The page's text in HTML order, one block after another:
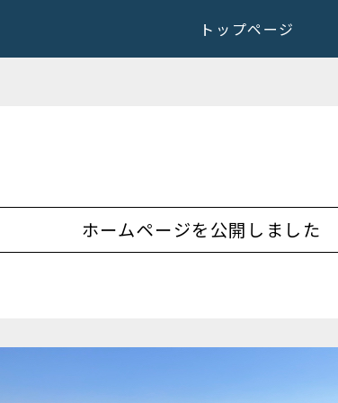
トップページ
ホームページを公開しました